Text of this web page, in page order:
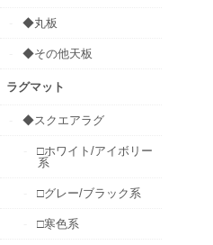
◆丸板
◆その他天板
ラグマット
◆スクエアラグ
□ホワイト/アイボリー
系
□グレー/ブラック系
□寒色系